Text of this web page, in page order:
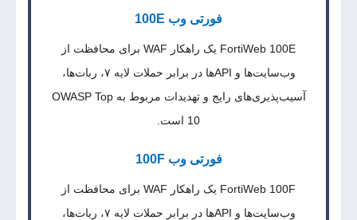
فورتی وب 100E
FortiWeb 100E یک راهکار WAF برای محافظت از
وب‌سایت‌ها و APIها در برابر حملات لایه ۷، ربات‌ها،
آسیب‌پذیری‌های رایج و تهدیدات مربوط به OWASP Top
10 است.
فورتی وب 100F
FortiWeb 100F یک راهکار WAF برای محافظت از
وب‌سایت‌ها و APIها در برابر حملات لایه ۷، ربات‌ها،